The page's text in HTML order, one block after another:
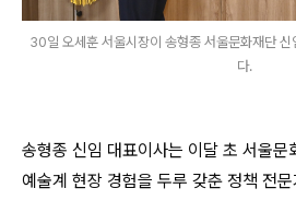
30일 오세훈 서울시장이 송형종 서울문화재단
다.
송형종 신임 대표이사는 이달 초 서울문
예술계 현장 경험을 두루 갖춘 정책 전